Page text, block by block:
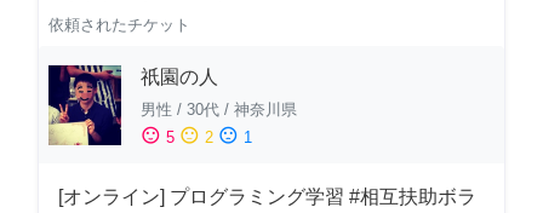
依頼されたチケット
祇園の人
男性 / 30代 / 神奈川県
sentiment_satisfied 5 sentiment_neutral 2 sentiment_dissatisfied 1
[オンライン] プログラミング学習 #相互扶助ボラ